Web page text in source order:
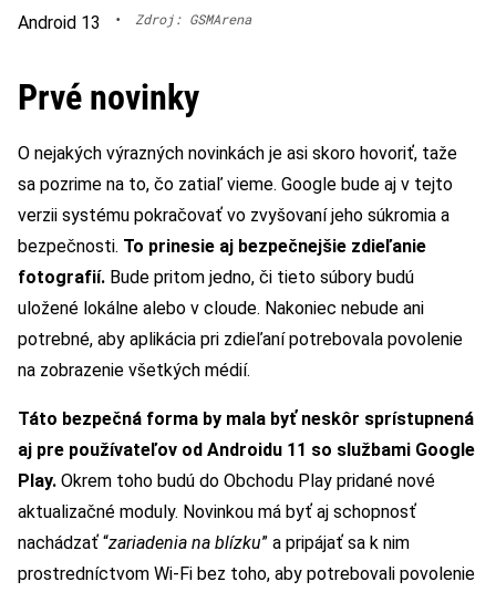
Android 13 • Zdroj: GSMArena
Prvé novinky
O nejakých výrazných novinkách je asi skoro hovoriť, taže
sa pozrime na to, čo zatiaľ vieme. Google bude aj v tejto
verzii systému pokračovať vo zvyšovaní jeho súkromia a
bezpečnosti. To prinesie aj bezpečnejšie zdieľanie
fotografií. Bude pritom jedno, či tieto súbory budú
uložené lokálne alebo v cloude. Nakoniec nebude ani
potrebné, aby aplikácia pri zdieľaní potrebovala povolenie
na zobrazenie všetkých médií.
Táto bezpečná forma by mala byť neskôr sprístupnená
aj pre používateľov od Androidu 11 so službami Google
Play. Okrem toho budú do Obchodu Play pridané nové
aktualizačné moduly. Novinkou má byť aj schopnosť
nachádzať “zariadenia na blízku” a pripájať sa k nim
prostredníctvom Wi-Fi bez toho, aby potrebovali povolenie